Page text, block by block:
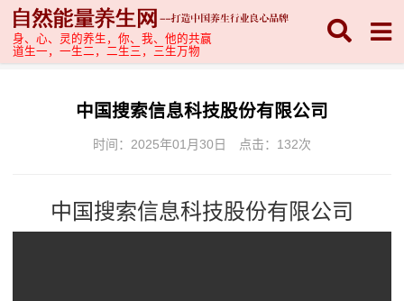
身、心、灵的养生，你、我、他的共赢
道生一，一生二，二生三，三生万物
中国搜索信息科技股份有限公司
时间：2025年01月30日 点击： 132次
中国搜索信息科技股份有限公司